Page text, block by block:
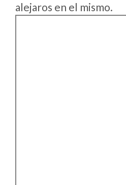
alejaros en el mismo.